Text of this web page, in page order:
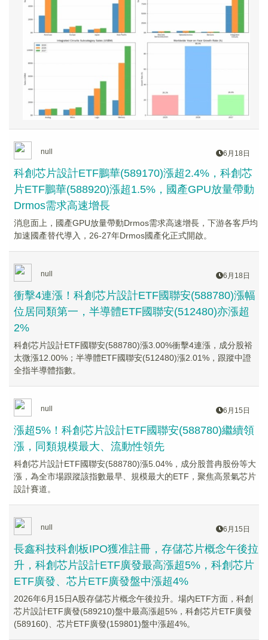
null 6月18日
科創芯片設計ETF鵬華(589170)漲超2.4%，科創芯
片ETF鵬華(588920)漲超1.5%，國產GPU放量帶動
Drmos需求高速增長
消息面上，國產GPU放量帶動Drmos需求高速增長，下游各客戶均
加速國產替代導入，26-27年Drmos國產化正式開啟。
null 6月18日
衝擊4連漲！科創芯片設計ETF國聯安(588780)漲幅
位居同類第一，半導體ETF國聯安(512480)亦漲超
2%
科創芯片設計ETF國聯安(588780)漲3.00%衝擊4連漲，成分股裕
太微漲12.00%；半導體ETF國聯安(512480)漲2.01%，跟蹤中證
全指半導體指數。
null 6月15日
漲超5%！科創芯片設計ETF國聯安(588780)繼續領
漲，同類規模最大、流動性領先
科創芯片設計ETF國聯安(588780)漲5.04%，成分股普冉股份等大
漲，為全市場跟蹤該指數最早、規模最大的ETF，聚焦高景氣芯片
設計賽道。
null 6月15日
長鑫科技科創板IPO獲准註冊，存儲芯片概念午後拉
升，科創芯片設計ETF廣發最高漲超5%，科創芯片
ETF廣發、芯片ETF廣發盤中漲超4%
2026年6月15日A股存儲芯片概念午後拉升。場內ETF方面，科創
芯片設計ETF廣發(589210)盤中最高漲超5%，科創芯片ETF廣發
(589160)、芯片ETF廣發(159801)盤中漲超4%。